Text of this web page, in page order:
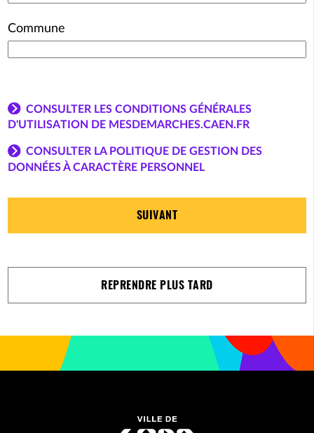
Commune
CONSULTER LES CONDITIONS GÉNÉRALES
D'UTILISATION DE MESDEMARCHES.CAEN.FR
CONSULTER LA POLITIQUE DE GESTION DES
DONNÉES À CARACTÈRE PERSONNEL
SUIVANT
REPRENDRE PLUS TARD